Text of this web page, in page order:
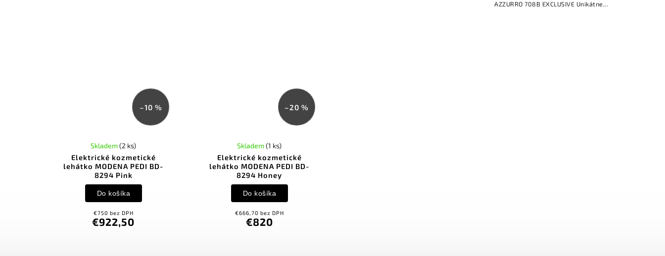
AZZURRO 708B EXCLUSIVE Unikátne...
–10 %
Elektrické kozmetické
lehátko MODENA PEDI BD-
8294 Pink
Skladem(2 ks)
€750 bez DPH
€922,50
Do košíka
–20 %
Elektrické kozmetické
lehátko MODENA PEDI BD-
8294 Honey
Skladem(1 ks)
€666,70 bez DPH
€820
Do košíka